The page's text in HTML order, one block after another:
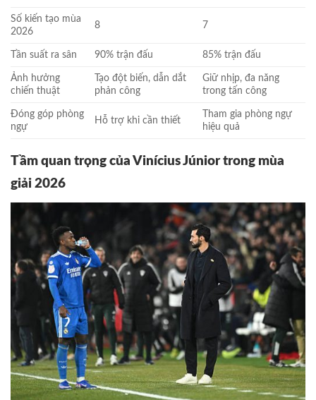
Số kiến tạo mùa
2026
8 7
Tần suất ra sân 90% trận đấu 85% trận đấu
Ảnh hưởng
chiến thuật
Tạo đột biến, dẫn dắt
phản công
Giữ nhịp, đa năng
trong tấn công
Đóng góp phòng
ngự
Hỗ trợ khi cần thiết
Tham gia phòng ngự
hiệu quả
Tầm quan trọng của Vinícius Júnior trong mùa
giải 2026